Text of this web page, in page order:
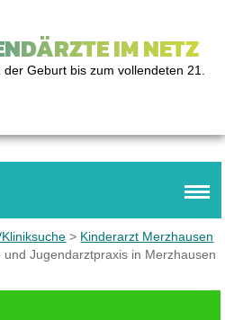
IM NETZ
Geburt bis zum vollendeten 21.
> Kinderarzt Merzhausen
Jugendarztpraxis in Merzhausen